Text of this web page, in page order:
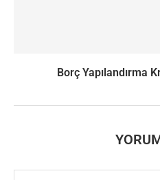
Borç Yapılandırma